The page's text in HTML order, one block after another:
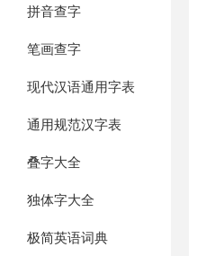
拼音查字
笔画查字
现代汉语通用字表
通用规范汉字表
叠字大全
独体字大全
极简英语词典